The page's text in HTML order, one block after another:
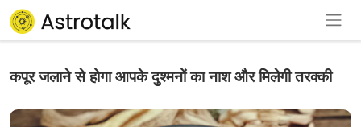
कपूर जलाने से होगा आपके दुश्मनों का नाश और मिलेगी तरक्की